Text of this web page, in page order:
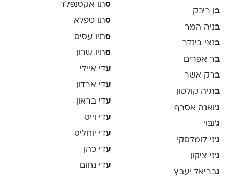
בן ריבק
בניה המר
בנצי בינדר
בר אפרים
ברק אשר
בתיה קולטון
ג'ואנה אסרף
ג'וּבּוֹי
ג׳ני לומלסקי
ג׳ני ציקון
גבריאל יעבץ
סתו אקסנפלד
סתו טפלא
סתיו עסיס
סתיו שרון
עדי איילי
עדי ארדון
עדי בראון
עדי וייס
עדי יוחליס
עדי כהן
עדי נחום